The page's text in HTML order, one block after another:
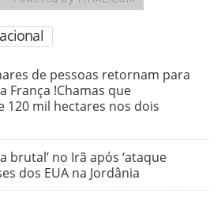
de pessoas retornam para
França !Chamas que
120 mil hectares nos dois
brutal’ no Irã após ‘ataque
dos EUA na Jordânia